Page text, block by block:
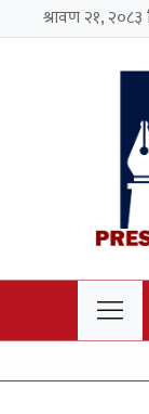
श्रावण २१,